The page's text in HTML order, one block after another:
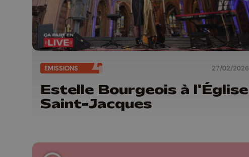
ÉMISSIONS 27/02/2026
Estelle Bourgeois à l'Église
Saint-Jacques